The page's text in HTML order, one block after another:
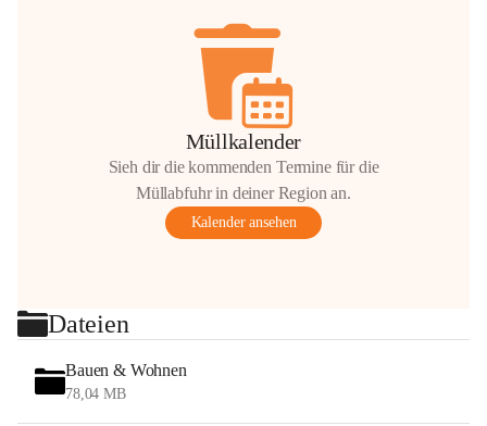
Müllkalender
Sieh dir die kommenden Termine für die
Müllabfuhr in deiner Region an.
Kalender ansehen
Dateien
Bauen & Wohnen
78,04 MB